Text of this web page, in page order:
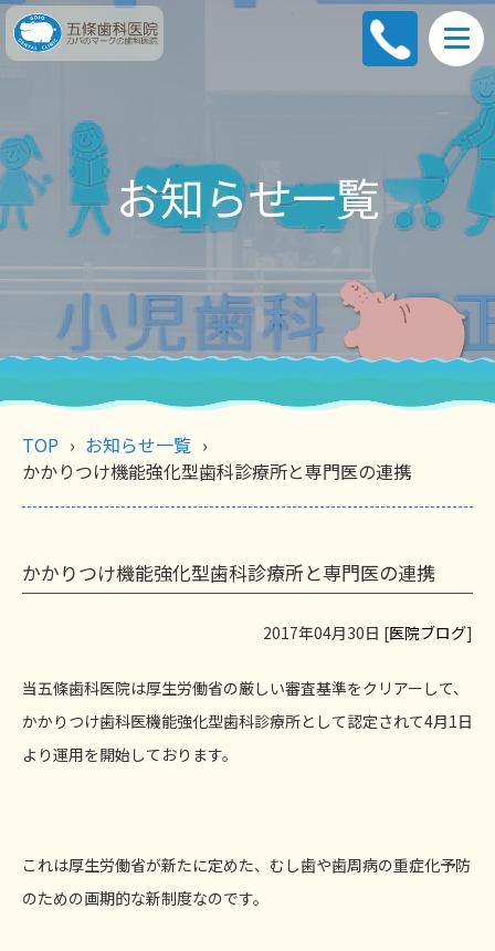
お知らせ一覧
TOP
お知らせ一覧
かかりつけ機能強化型歯科診療所と専門医の連携
かかりつけ機能強化型歯科診療所と専門医の連携
2017年04月30日 [医院ブログ]
当五條歯科医院は厚生労働省の厳しい審査基準をクリアーして、
かかりつけ歯科医機能強化型歯科診療所として認定されて4月1日
より運用を開始しております。
これは厚生労働省が新たに定めた、むし歯や歯周病の重症化予防
のための画期的な新制度なのです。